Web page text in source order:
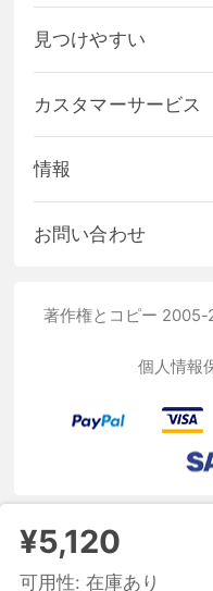
¥5,120
可用性: 在庫あり
見つけやすい
カスタマーサービス
情報
お問い合わせ
著作権とコピー
個人情報